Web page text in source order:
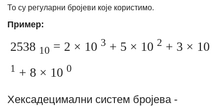
То су регуларни бројеви које користимо.
Пример:
2538 10 = 2 × 10 3 + 5 × 10 2 + 3 × 10
1 + 8 × 10 0
Хексадецимални систем бројева -